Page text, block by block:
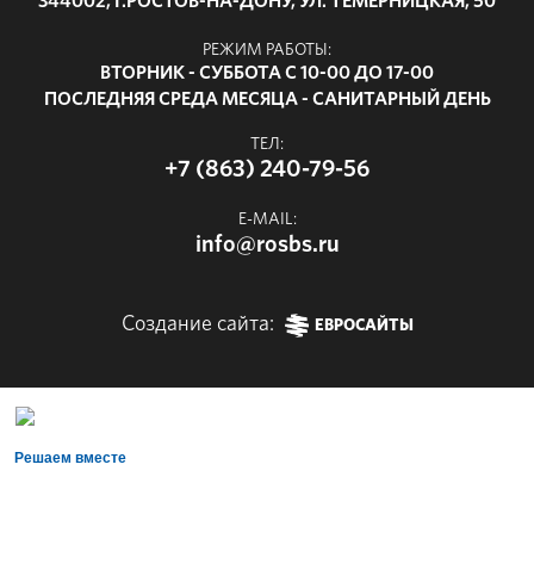
РЕЖИМ РАБОТЫ:
ВТОРНИК - СУББОТА С 10-00 ДО 17-00
ПОСЛЕДНЯЯ СРЕДА МЕСЯЦА - САНИТАРНЫЙ ДЕНЬ
ТЕЛ:
+7 (863) 240-79-56
E-MAIL:
info@rosbs.ru
Создание сайта: ЕВРОСАЙТЫ
Решаем вместе